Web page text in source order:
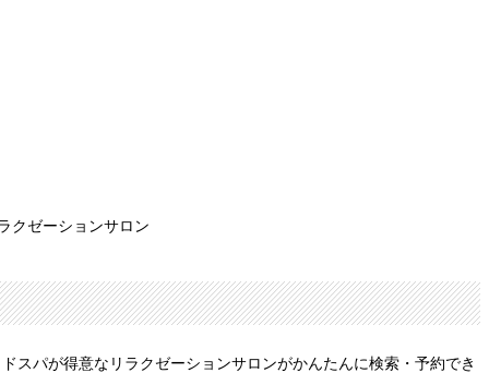
クゼーションサロン
スパが得意なリラクゼーションサロンがかんたんに検索・予約でき